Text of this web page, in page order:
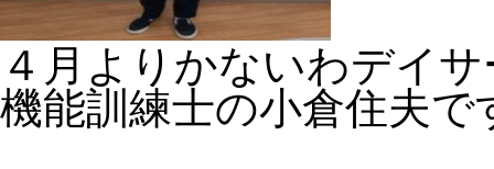
４月よりかないわデイ
機能訓練士の小倉住夫で